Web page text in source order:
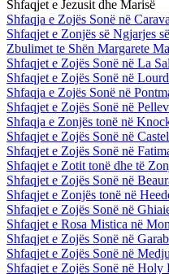
Shfaqjet e Jezusit dhe Marisë
Shfaqja e Zojës Sonë në
Shfaqjet e Zonjës së Ngjarjes
Zbulimet te Shën Margarete
Shfaqjet e Zojës Sonë në La
Shfaqjet e Zojës Sonë në
Shfaqja e Zojës Sonë në
Shfaqjet e Zojës Sonë në
Shfaqja e Zonjës tonë në
Shfaqjet e Zojës Sonë në
Shfaqjet e Zojës Sonë në
Shfaqjet e Zotit tonë dhe të
Shfaqjet e Zojës Sonë në
Shfaqjet e Zonjës tonë në
Shfaqjet e Zojës Sonë në
Shfaqjet e Rosa Mistica në
Shfaqjet e Zojës Sonë në
Shfaqjet e Zojës Sonë në
Shfaqjet e Zojës Sonë në Holy